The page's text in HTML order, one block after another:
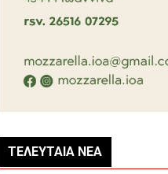
ΤΕΛΕΥΤΑΊΑ ΝΈΑ